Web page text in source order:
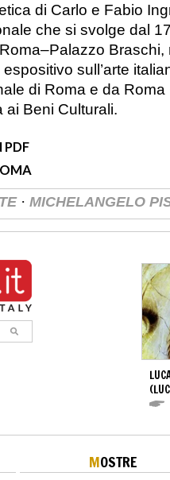
di Carlo e Fabio
che si svolge dal
Braschi,
sull’arte
di Roma e da Roma
ai Beni Culturali.
PDF
· MICHELANGELO
MOSTRE